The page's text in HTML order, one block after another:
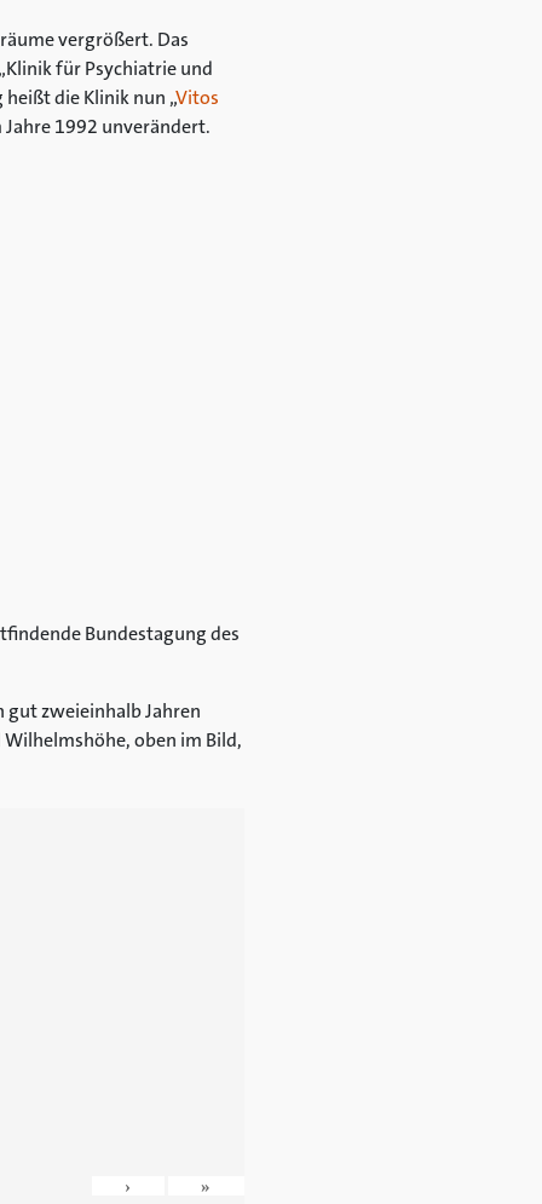
vergrößert. Das
für Psychiatrie und
die Klinik nun „Vitos
1992 unverändert.
Bundestagung des
gut zweieinhalb Jahren
oben im Bild,
› »